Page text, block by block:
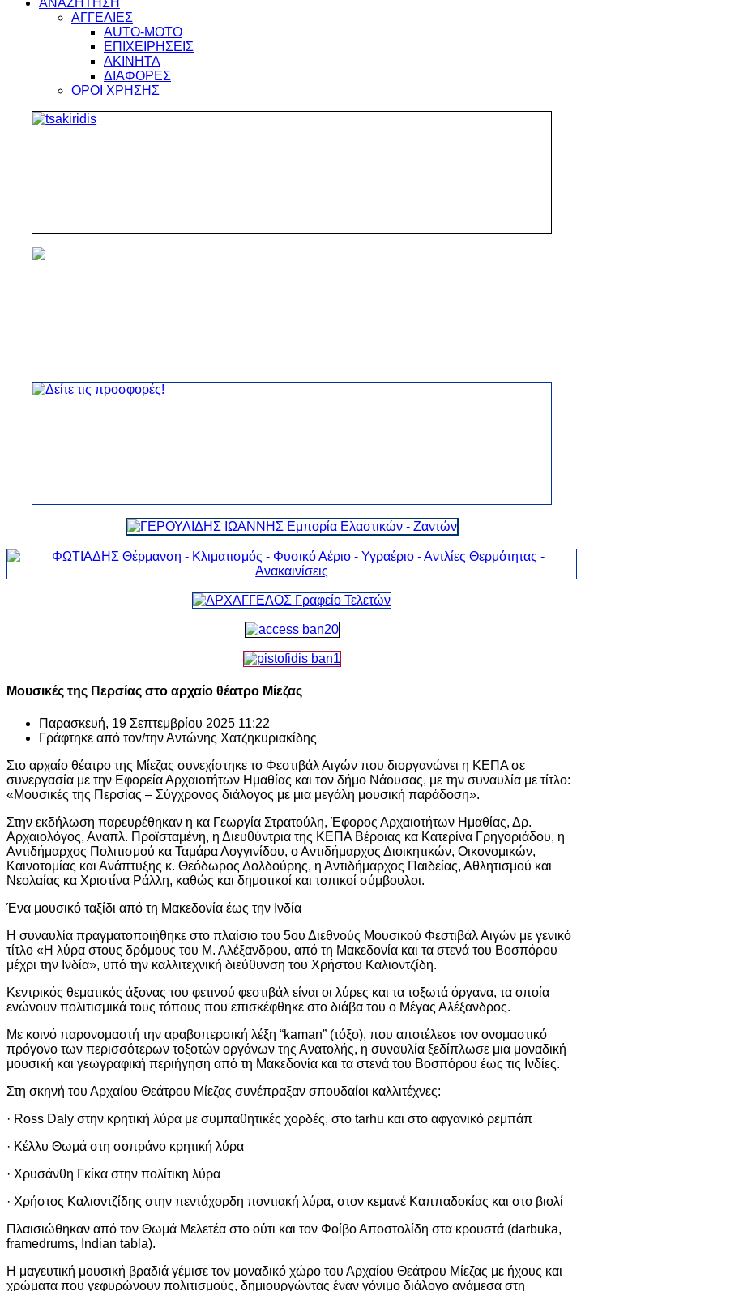
ΑΝΑΖΗΤΗΣΗ
ΑΓΓΕΛΙΕΣ
AUTO-MOTO
ΕΠΙΧΕΙΡΗΣΕΙΣ
ΑΚΙΝΗΤΑ
ΔΙΑΦΟΡΕΣ
ΟΡΟΙ ΧΡΗΣΗΣ
Μουσικές της Περσίας στο αρχαίο θέατρο Μίεζας
Παρασκευή, 19 Σεπτεμβρίου 2025 11:22
Γράφτηκε από τον/τηνΑντώνης Χατζηκυριακίδης
Στο αρχαίο θέατρο της Μίεζας συνεχίστηκε το Φεστιβάλ Αιγών που διοργανώνει η ΚΕΠΑ σε
συνεργασία με την Εφορεία Αρχαιοτήτων Ημαθίας και τον δήμο Νάουσας, με την συναυλία με τίτλο:
«Μουσικές της Περσίας – Σύγχρονος διάλογος με μια μεγάλη μουσική παράδοση».
Στην εκδήλωση παρευρέθηκαν η κα Γεωργία Στρατούλη, Έφορος Αρχαιοτήτων Ημαθίας, Δρ.
Αρχαιολόγος, Αναπλ. Προϊσταμένη, η Διευθύντρια της ΚΕΠΑ Βέροιας κα Κατερίνα Γρηγοριάδου, η
Αντιδήμαρχος Πολιτισμού κα Ταμάρα Λογγινίδου, ο Αντιδήμαρχος Διοικητικών, Οικονομικών,
Καινοτομίας και Ανάπτυξης κ. Θεόδωρος Δολδούρης, η Αντιδήμαρχος Παιδείας, Αθλητισμού και
Νεολαίας κα Χριστίνα Ράλλη, καθώς και δημοτικοί και τοπικοί σύμβουλοι.
Ένα μουσικό ταξίδι από τη Μακεδονία έως την Ινδία
Η συναυλία πραγματοποιήθηκε στο πλαίσιο του 5ου Διεθνούς Μουσικού Φεστιβάλ Αιγών με γενικό
τίτλο «Η λύρα στους δρόμους του Μ. Αλέξανδρου, από τη Μακεδονία και τα στενά του Βοσπόρου
μέχρι την Ινδία», υπό την καλλιτεχνική διεύθυνση του Χρήστου Καλιοντζίδη.
Κεντρικός θεματικός άξονας του φετινού φεστιβάλ είναι οι λύρες και τα τοξωτά όργανα, τα οποία
ενώνουν πολιτισμικά τους τόπους που επισκέφθηκε στο διάβα του ο Μέγας Αλέξανδρος.
Με κοινό παρονομαστή την αραβοπερσική λέξη “kaman” (τόξο), που αποτέλεσε τον ονομαστικό
πρόγονο των περισσότερων τοξοτών οργάνων της Ανατολής, η συναυλία ξεδίπλωσε μια μοναδική
μουσική και γεωγραφική περιήγηση από τη Μακεδονία και τα στενά του Βοσπόρου έως τις Ινδίες.
Στη σκηνή του Αρχαίου Θεάτρου Μίεζας συνέπραξαν σπουδαίοι καλλιτέχνες:
· Ross Daly στην κρητική λύρα με συμπαθητικές χορδές, στο tarhu και στο αφγανικό ρεμπάπ
· Κέλλυ Θωμά στη σοπράνο κρητική λύρα
· Χρυσάνθη Γκίκα στην πολίτικη λύρα
· Χρήστος Καλιοντζίδης στην πεντάχορδη ποντιακή λύρα, στον κεμανέ Καππαδοκίας και στο βιολί
Πλαισιώθηκαν από τον Θωμά Μελετέα στο ούτι και τον Φοίβο Αποστολίδη στα κρουστά (darbuka,
framedrums, Indian tabla).
Η μαγευτική μουσική βραδιά γέμισε τον μοναδικό χώρο του Αρχαίου Θεάτρου Μίεζας με ήχους και
χρώματα που γεφυρώνουν πολιτισμούς, δημιουργώντας έναν γόνιμο διάλογο ανάμεσα στη